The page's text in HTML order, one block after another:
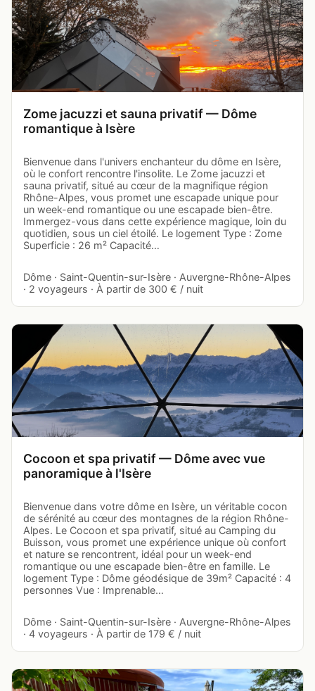
Zome jacuzzi et sauna privatif — Dôme
romantique à Isère
Bienvenue dans l'univers enchanteur du dôme en Isère,
où le confort rencontre l'insolite. Le Zome jacuzzi et
sauna privatif, situé au cœur de la magnifique région
Rhône-Alpes, vous promet une escapade unique pour
un week-end romantique ou une escapade bien-être.
Immergez-vous dans cette expérience magique, loin du
quotidien, sous un ciel étoilé. Le logement Type : Zome
Superficie : 26 m² Capacité…
Dôme · Saint-Quentin-sur-Isère · Auvergne-Rhône-Alpes
· 2 voyageurs · À partir de 300 € / nuit
Cocoon et spa privatif — Dôme avec vue
panoramique à l'Isère
Bienvenue dans votre dôme en Isère, un véritable cocon
de sérénité au cœur des montagnes de la région Rhône-
Alpes. Le Cocoon et spa privatif, situé au Camping du
Buisson, vous promet une expérience unique où confort
et nature se rencontrent, idéal pour un week-end
romantique ou une escapade bien-être en famille. Le
logement Type : Dôme géodésique de 39m² Capacité : 4
personnes Vue : Imprenable…
Dôme · Saint-Quentin-sur-Isère · Auvergne-Rhône-Alpes
· 4 voyageurs · À partir de 179 € / nuit